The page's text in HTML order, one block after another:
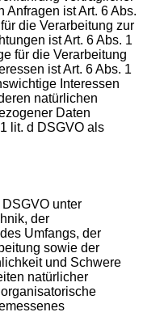
ist Art. 6 Abs.
die Verarbeitung zur
ist Art. 6 Abs. 1
für die Verarbeitung
ist Art. 6 Abs. 1
Interessen
natürlichen
Daten
lit. d DSGVO als
unter
der
Umfangs, der
sowie der
und Schwere
natürlicher